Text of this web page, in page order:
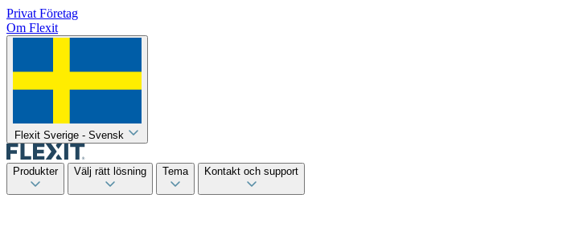
Privat Företag
Om Flexit
Flexit Sverige - Svensk
Produkter Välj rätt lösning Tema Kontakt och support